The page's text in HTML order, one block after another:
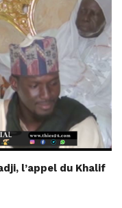
l’appel du Khalif